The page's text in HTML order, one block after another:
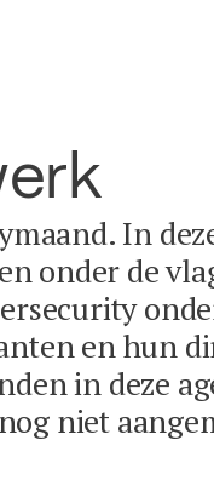
In
onder de
en hun
in deze
niet